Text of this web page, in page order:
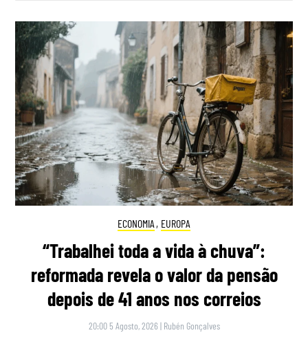
ECONOMIA , EUROPA
“Trabalhei toda a vida à chuva”:
reformada revela o valor da pensão
depois de 41 anos nos correios
20:00 5 Agosto, 2026 | Rubén Gonçalves